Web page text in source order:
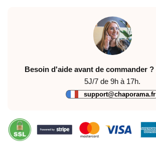
Besoin d'aide avant de commander ?
5J/7 de 9h à 17h.
support@chaporama.fr